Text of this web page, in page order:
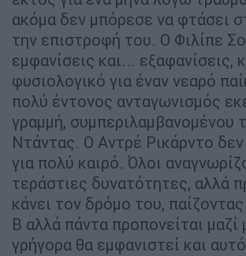
ακόμα δεν μπόρεσε να φτάσει
την επιστροφή του. Ο Φιλίπε
εμφανίσεις και... εξαφανίσεις,
φυσιολογικό για έναν νεαρό
πολύ έντονος ανταγωνισμός
γραμμή, συμπεριλαμβανομένου
Ντάντας. Ο Αντρέ Ρικάρντο δεν
για πολύ καιρό. Όλοι
τεράστιες δυνατότητες, αλλά
κάνει τον δρόμο του,
Β αλλά πάντα προπονείται μαζί
γρήγορα θα εμφανιστεί και